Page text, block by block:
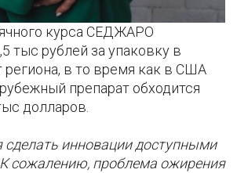
курса СЕДЖАРО
тыс рублей за упаковку в
региона, в то время как в США
препарат обходится
долларов.
инновации доступными
сожалению, проблема ожирения